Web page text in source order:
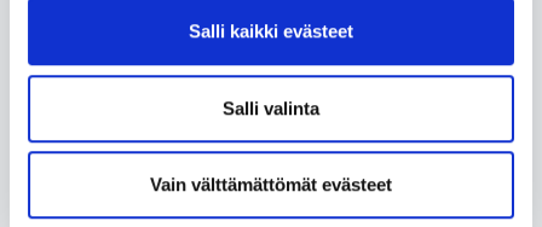
Salli kaikki evästeet
Salli valinta
Vain välttämättömät evästeet